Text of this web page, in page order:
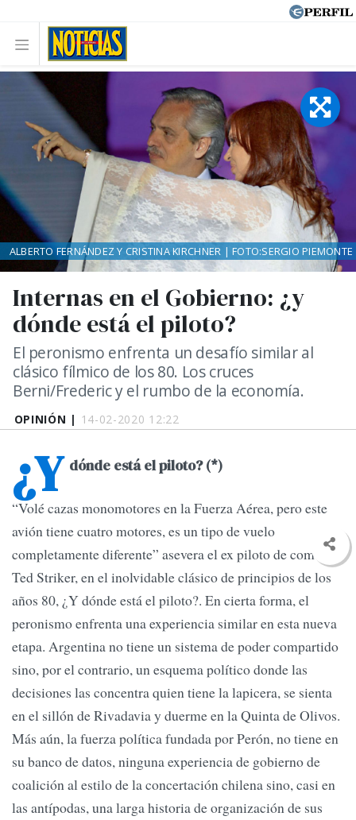
OPINIÓN | 14-02-2020 12:22
Internas en el Gobierno: ¿y
dónde está el piloto?
El peronismo enfrenta un desafío similar al
clásico fílmico de los 80. Los cruces
Berni/Frederic y el rumbo de la economía.
ALBERTO FERNÁNDEZ Y CRISTINA KIRCHNER | FOTO:SERGIO PIEMONTE
¿Y dónde está el piloto? (*)
“Volé cazas monomotores en la Fuerza Aérea, pero este
avión tiene cuatro motores, es un tipo de vuelo
completamente diferente” asevera el ex piloto de combate
Ted Striker, en el inolvidable clásico de principios de los
años 80, ¿Y dónde está el piloto?. En cierta forma, el
peronismo enfrenta una experiencia similar en esta nueva
etapa. Argentina no tiene un sistema de poder compartido
sino, por el contrario, un esquema político donde las
decisiones las concentra quien tiene la lapicera, se sienta
en el sillón de Rivadavia y duerme en la Quinta de Olivos.
Más aún, la fuerza política fundada por Perón, no tiene en
su banco de datos, ninguna experiencia de gobierno de
coalición al estilo de la concertación chilena sino, casi en
las antípodas, una larga historia de organización de sus